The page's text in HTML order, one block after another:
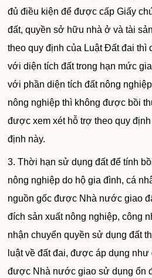
đủ điều kiện để được cấp Giấy
đất, quyền sở hữu nhà ở và tài
theo quy định của Luật Đất đai
với diện tích đất trong hạn mức
với phần diện tích đất nông
nông nghiệp thì không được bồi
được xem xét hỗ trợ theo quy
định này.
3. Thời hạn sử dụng đất để tính
nông nghiệp do hộ gia đình, cá
nguồn gốc được Nhà nước giao
đích sản xuất nông nghiệp, công
nhận chuyển quyền sử dụng đất
luật về đất đai, được áp dụng
được Nhà nước giao sử dụng ổn